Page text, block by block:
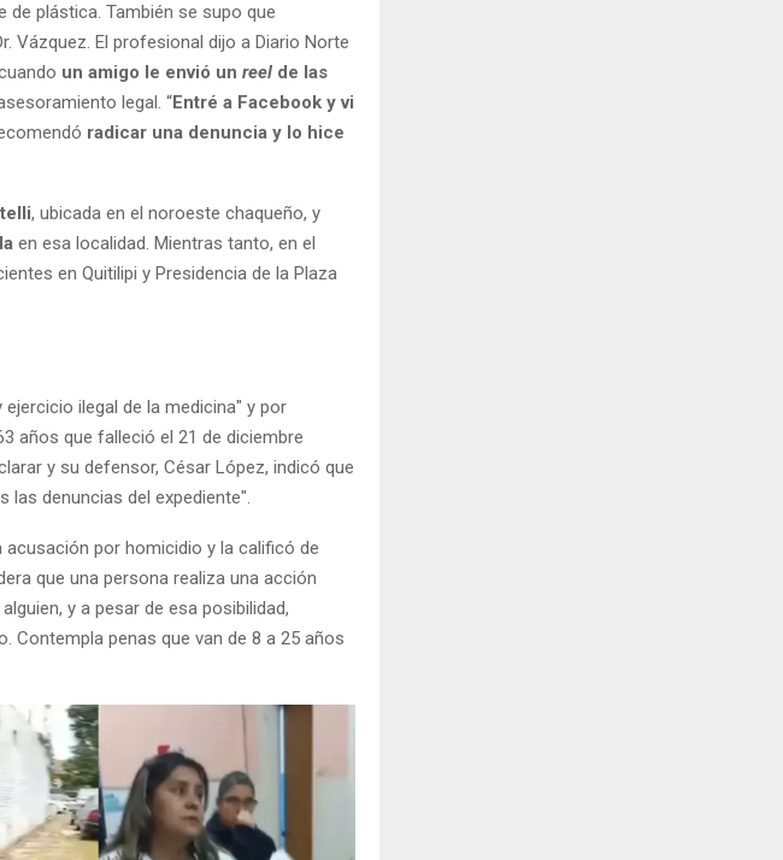
de plástica. También se supo que
Vázquez. El profesional dijo a Diario Norte
un amigo le envió un reel de las
legal. “Entré a Facebook y vi
radicar una denuncia y lo hice
, ubicada en el noroeste chaqueño, y
en esa localidad. Mientras tanto, en el
en Quitilipi y Presidencia de la Plaza
ilegal de la medicina" y por
años que falleció el 21 de diciembre
y su defensor, César López, indicó que
las denuncias del expediente".
por homicidio y la calificó de
que una persona realiza una acción
y a pesar de esa posibilidad,
Contempla penas que van de 8 a 25 años